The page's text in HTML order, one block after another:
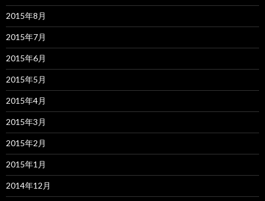
2015年8月
2015年7月
2015年6月
2015年5月
2015年4月
2015年3月
2015年2月
2015年1月
2014年12月